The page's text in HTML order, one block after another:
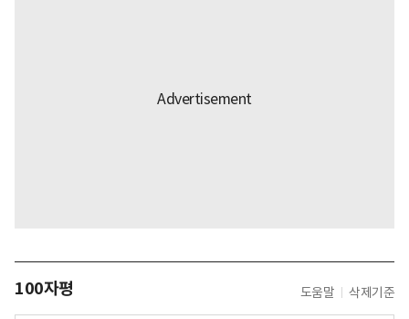
100자평 도움말 삭제기준